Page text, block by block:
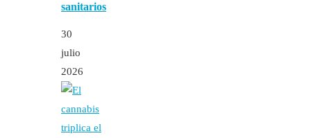
sanitarios
30
julio
2026